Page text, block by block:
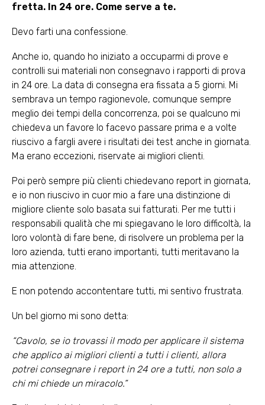
fretta. In 24 ore. Come serve a te.
Devo farti una confessione.
Anche io, quando ho iniziato a occuparmi di prove e
controlli sui materiali non consegnavo i rapporti di prova
in 24 ore. La data di consegna era fissata a 5 giorni. Mi
sembrava un tempo ragionevole, comunque sempre
meglio dei tempi della concorrenza, poi se qualcuno mi
chiedeva un favore lo facevo passare prima e a volte
riuscivo a fargli avere i risultati dei test anche in giornata.
Ma erano eccezioni, riservate ai migliori clienti.
Poi però sempre più clienti chiedevano report in giornata,
e io non riuscivo in cuor mio a fare una distinzione di
migliore cliente solo basata sui fatturati. Per me tutti i
responsabili qualità che mi spiegavano le loro difficoltà, la
loro volontà di fare bene, di risolvere un problema per la
loro azienda, tutti erano importanti, tutti meritavano la
mia attenzione.
E non potendo accontentare tutti, mi sentivo frustrata.
Un bel giorno mi sono detta:
“Cavolo, se io trovassi il modo per applicare il sistema
che applico ai migliori clienti a tutti i clienti, allora
potrei consegnare i report in 24 ore a tutti, non solo a
chi mi chiede un miracolo.”